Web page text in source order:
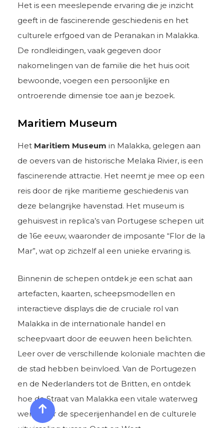
Het is een meeslepende ervaring die je inzicht
geeft in de fascinerende geschiedenis en het
culturele erfgoed van de Peranakan in Malakka.
De rondleidingen, vaak gegeven door
nakomelingen van de familie die het huis ooit
bewoonde, voegen een persoonlijke en
ontroerende dimensie toe aan je bezoek.
Maritiem Museum
Het Maritiem Museum in Malakka, gelegen aan
de oevers van de historische Melaka Rivier, is een
fascinerende attractie. Het neemt je mee op een
reis door de rijke maritieme geschiedenis van
deze belangrijke havenstad. Het museum is
gehuisvest in replica’s van Portugese schepen uit
de 16e eeuw, waaronder de imposante “Flor de la
Mar”, wat op zichzelf al een unieke ervaring is.
Binnenin de schepen ontdek je een schat aan
artefacten, kaarten, scheepsmodellen en
interactieve displays die de cruciale rol van
Malakka in de internationale handel en
scheepvaart door de eeuwen heen belichten.
Leer over de verschillende koloniale machten die
de stad hebben beïnvloed. Van de Portugezen
en de Nederlanders tot de Britten, en ontdek
hoe de Straat van Malakka een vitale waterweg
werd voor de specerijenhandel en de culturele